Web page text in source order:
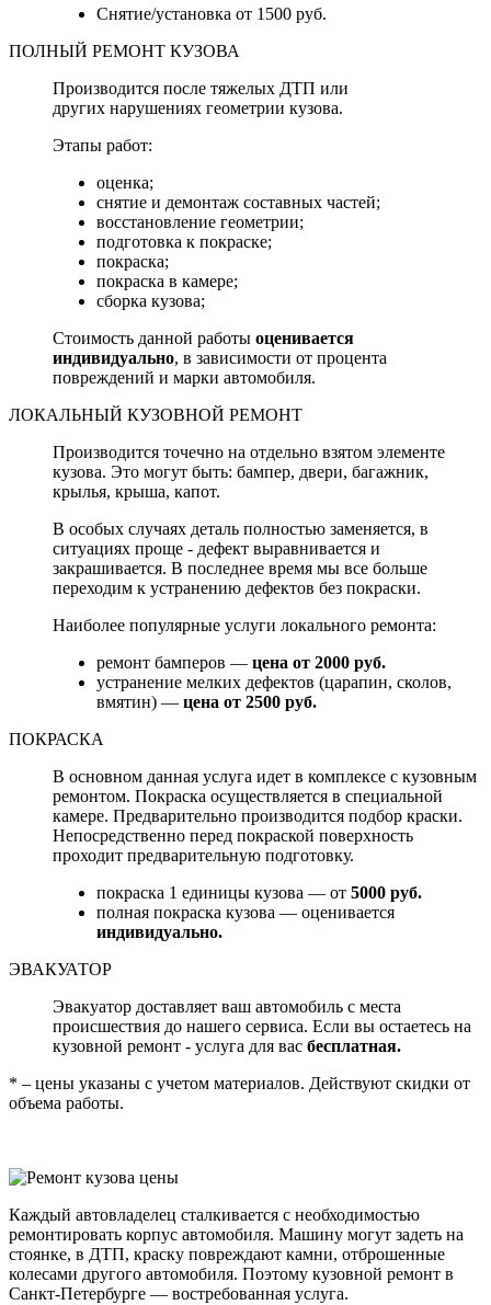
Снятие/установка от 1500 руб.
ПОЛНЫЙ РЕМОНТ КУЗОВА
Производится после тяжелых ДТП или
других нарушениях геометрии кузова.
Этапы работ:
оценка;
снятие и демонтаж составных частей;
восстановление геометрии;
подготовка к покраске;
покраска;
покраска в камере;
сборка кузова;
Стоимость данной работы оценивается
индивидуально, в зависимости от процента
повреждений и марки автомобиля.
ЛОКАЛЬНЫЙ КУЗОВНОЙ РЕМОНТ
Производится точечно на отдельно взятом элементе
кузова. Это могут быть: бампер, двери, багажник,
крылья, крыша, капот.
В особых случаях деталь полностью заменяется, в
ситуациях проще - дефект выравнивается и
закрашивается. В последнее время мы все больше
переходим к устранению дефектов без покраски.
Наиболее популярные услуги локального ремонта:
ремонт бамперов — цена от 2000 руб.
устранение мелких дефектов (царапин, сколов,
вмятин) — цена от 2500 руб.
ПОКРАСКА
В основном данная услуга идет в комплексе с кузовным
ремонтом. Покраска осуществляется в специальной
камере. Предварительно производится подбор краски.
Непосредственно перед покраской поверхность
проходит предварительную подготовку.
покраска 1 единицы кузова — от 5000 руб.
полная покраска кузова — оценивается
индивидуально.
ЭВАКУАТОР
Эвакуатор доставляет ваш автомобиль с места
происшествия до нашего сервиса. Если вы остаетесь на
кузовной ремонт - услуга для вас бесплатная.
* – цены указаны с учетом материалов. Действуют скидки от
объема работы.
Каждый автовладелец сталкивается с необходимостью
ремонтировать корпус автомобиля. Машину могут задеть на
стоянке, в ДТП, краску повреждают камни, отброшенные
колесами другого автомобиля. Поэтому кузовной ремонт в
Санкт-Петербурге — востребованная услуга.